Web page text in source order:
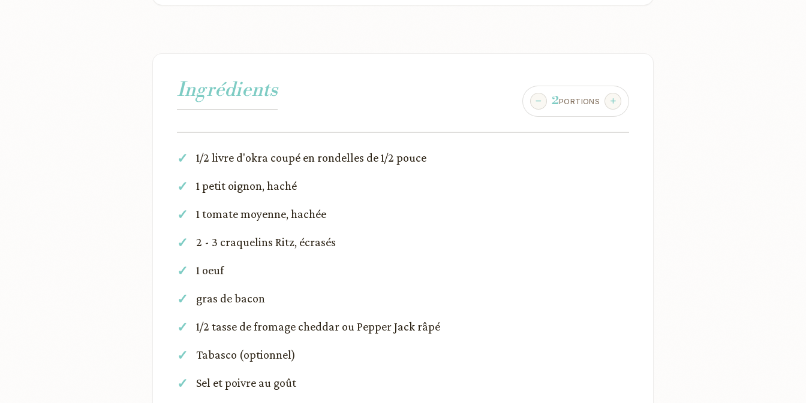
Ingrédients 2PORTIONS
1/2 livre d'okra coupé en rondelles de 1/2 pouce
1 petit oignon, haché
1 tomate moyenne, hachée
2 - 3 craquelins Ritz, écrasés
1 oeuf
gras de bacon
1/2 tasse de fromage cheddar ou Pepper Jack râpé
Tabasco (optionnel)
Sel et poivre au goût